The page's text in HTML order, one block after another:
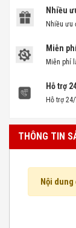
Nhiều
Nhiều ưu
Miễn
Miễn phí
Hỗ trợ
Hỗ trợ
THÔNG TIN
Nội